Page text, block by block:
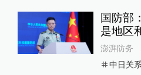
国防部
是地区
澎湃防务
中日关系